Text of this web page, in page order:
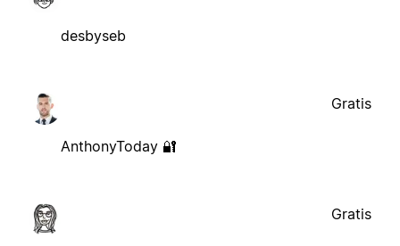
desbyseb
AnthonyToday 🔐
Gratis
Gratis